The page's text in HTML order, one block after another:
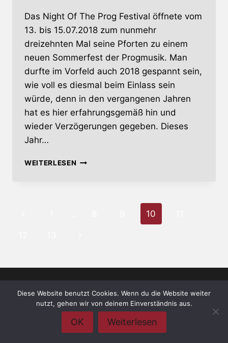
Das Night Of The Prog Festival öffnete vom
13. bis 15.07.2018 zum nunmehr
dreizehnten Mal seine Pforten zu einem
neuen Sommerfest der Progmusik. Man
durfte im Vorfeld auch 2018 gespannt sein,
wie voll es diesmal beim Einlass sein
würde, denn in den vergangenen Jahren
hat es hier erfahrungsgemäß hin und
wieder Verzögerungen gegeben. Dieses
Jahr…
WEITERLESENNIGHT
PROGMUSIK
10
© 2026 whiskey-soda.de - the alternative
magazine •Impressum•Datenschutzerklärung
Diese Website benutzt Cookies. Wenn du die Website weiter
nutzt, gehen wir von deinem Einverständnis aus.
OK Weiterlesen